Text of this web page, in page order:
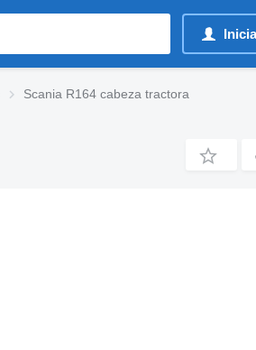
Scania R164 cabeza tractora